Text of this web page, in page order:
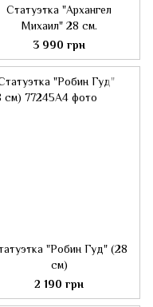
Статуэтка "Архангел
Михаил" 28 см.
3 990 грн
"Робин Гуд" (28
см)
2 190 грн